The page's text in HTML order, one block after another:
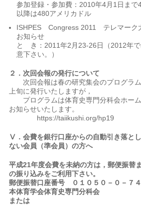
参加登録・参加費：2010年4月1日ま
以降は480アメリカドル
ISHPES Congress 2011 テレマーク
お知らせ
と き：2011年2月23-26日（2012年で
意下さい。）
２．次回会報の発行について
次回会報は春の研究集会のプログラム
上旬に発行いたしますが，
プログラムは体育史専門分科会ホーム
お知らせいたします。
https://taiikushi.org/hp19
Ⅴ．会費を銀行口座からの自動引き落と
ない会員（準会員）の方へ
平成21年度会費を未納の方は，郵便振替
の振り込みをご利用下さい。
郵便振替口座番号 ０１０５０－０－７
本体育学会体育史専門分科会
または